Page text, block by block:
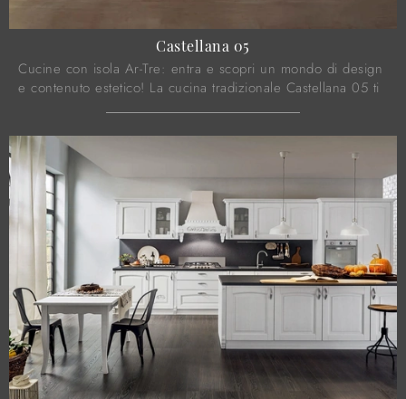
Castellana 05
Cucine con isola Ar-Tre: entra e scopri un mondo di design
e contenuto estetico! La cucina tradizionale Castellana 05 ti